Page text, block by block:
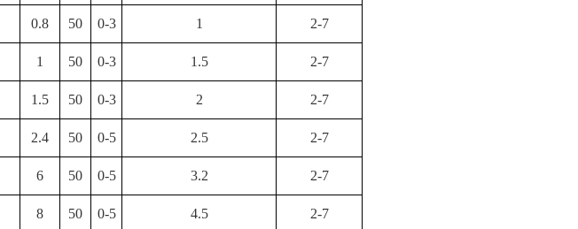
0.8 50 0-3 1 2-7
1 50 0-3 1.5 2-7
1.5 50 0-3 2 2-7
2.4 50 0-5 2.5 2-7
6 50 0-5 3.2 2-7
8 50 0-5 4.5 2-7